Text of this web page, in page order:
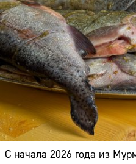
С начала 2026 года из